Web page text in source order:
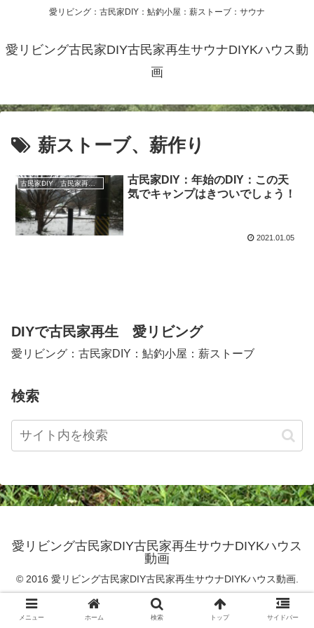
愛リビング：古民家DIY：鮎釣小屋：薪ストーブ：サウナ
愛リビング古民家DIY古民家再生サウナDIYKハウス動
画
薪ストーブ、薪作り
古民家DIY 古民家再生 別荘 リフォーム 小屋 薪ストーブ
古民家DIY：年始のDIY：この天
気でキャンプはきついでしょう！
2021.01.05
DIYで古民家再生 愛リビング
愛リビング：古民家DIY：鮎釣小屋：薪ストーブ
検索
愛リビング古民家DIY古民家再生サウナDIYKハウス
動画
© 2016 愛リビング古民家DIY古民家再生サウナDIYKハウス動画.
メニュー ホーム 検索 トップ サイドバー